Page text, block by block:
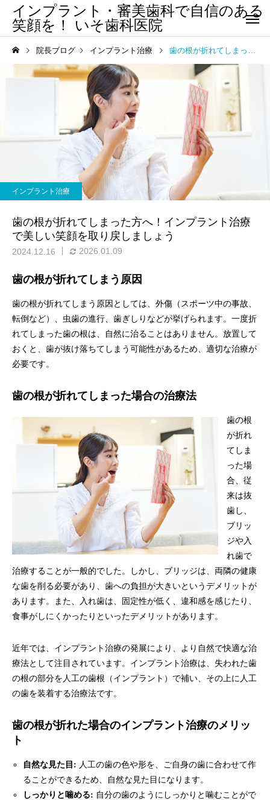
インプラント・審美歯科で自信のある
笑顔を！ いそ歯科医院
院長ブログ インプラント治療 歯の根が折れてしまった方へ！インプラント治療で美しい笑顔を取り戻しましょう
インプラント治療
歯の根が折れてしまった方へ！インプラント治療
で美しい笑顔を取り戻しましょう
2024.12.16 2026.01.09
歯の根が折れてしまう原因
歯の根が折れてしまう原因としては、外傷（スポーツ中の事故、
転倒など）、虫歯の進行、歯ぎしりなどが挙げられます。一度折
れてしまった歯の根は、自然に治ることはありません。放置して
おくと、歯が抜け落ちてしまう可能性があるため、適切な治療が
必要です。
歯の根が折れてしまった場合の治療法
歯の根
が折れ
てしま
った場
合、従
来は抜
歯し、
ブリッ
ジや入
れ歯で
治療することが一般的でした。しかし、ブリッジは、両隣の健康
な歯を削る必要があり、歯への負担が大きいというデメリットが
あります。また、入れ歯は、固定性が低く、違和感を感じたり、
食事がしにくかったりといったデメリットがあります。
近年では、インプラント治療の発展により、より自然で快適な治
療法として注目されています。インプラント治療は、失われた歯
の根の部分を人工の歯根（インプラント）で補い、その上に人工
の歯を装着する治療法です。
歯の根が折れた場合のインプラント治療のメリッ
ト
自然な見た目: 人工の歯の色や形を、ご自身の歯に合わせて作
ることができるため、自然な見た目になります。
しっかりと噛める: 自分の歯のようにしっかりと噛むことがで